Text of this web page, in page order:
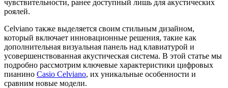
чувствительности, ранее доступный лишь для акустических
роялей.
Celviano также выделяется своим стильным дизайном,
который включает инновационные решения, такие как
дополнительная визуальная панель над клавиатурой и
усовершенствованная акустическая система. В этой статье мы
подробно рассмотрим ключевые характеристики цифровых
пианино Casio Celviano, их уникальные особенности и
сравним новые модели.